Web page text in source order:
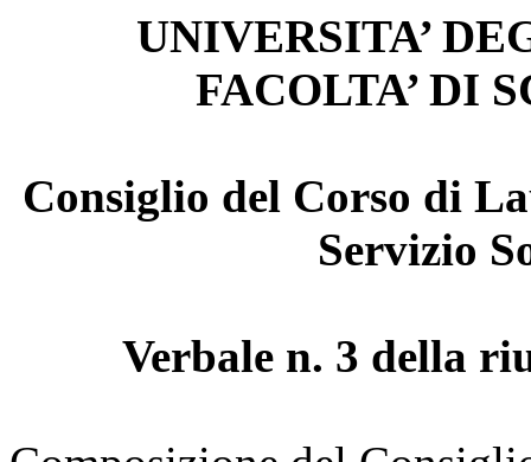
UNIVERSITA’
FACOLTA’ DI
Consiglio del Corso di
Servizio
Verbale n. 3 della